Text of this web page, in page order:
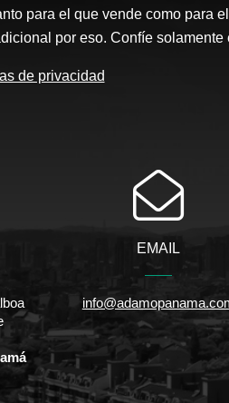
para el que vende como para
por eso. Confíe solamente
de privacidad
EMAIL